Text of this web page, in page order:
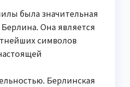
была значительная
Она является
символов
Берлинская